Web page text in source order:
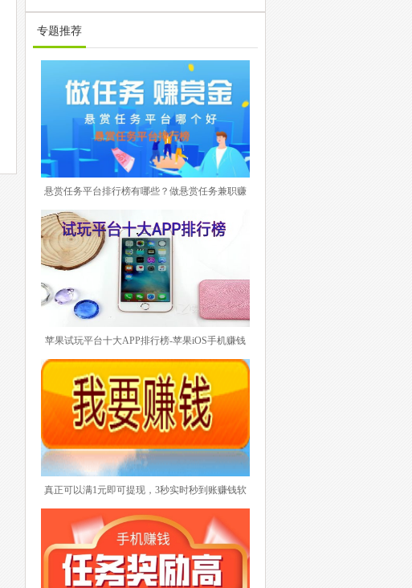
专题推荐
悬赏任务平台排行榜有哪些？做悬赏任务兼职赚
钱平台在手赚项目里面属于最热门稳定的APP
了。悬赏任务兼职平台的优势是任务种类多，、
任务量大、提现门槛低而且基本上都是秒到账。
另外一点如果任何项目需要完成，你还可以作为
商家发布你需要的任务要求别人去完成。这样就
带起了悬赏任务平台的曝光度。目前悬赏任务兼
苹果试玩平台十大APP排行榜-苹果iOS手机赚钱
试玩平台特别突出的肯定是有的，具备什么条件
才能上排行榜呢？其实大家应该明白试玩平台无
非就是每天任务更新及时稳定而且数量足够，任
务单价适中，更重要一点就是提现打款24小时之
行！
真正可以满1元即可提现，3秒实时秒到账赚钱软
件排行榜